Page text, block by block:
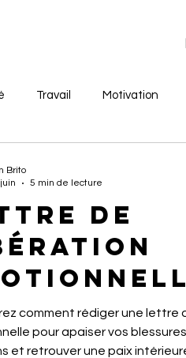
Travail Motivation
de
pour
comment rédiger une lettre
pour apaiser vos
et retrouver une paix
Brito
5 min de lecture